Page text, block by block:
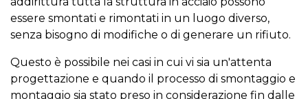
essere smontati e rimontati in un luogo diverso,
senza bisogno di modifiche o di generare un rifiuto.
Questo è possibile nei casi in cui vi sia un'attenta
progettazione e quando il processo di smontaggio e
montaggio sia stato preso in considerazione fin dalle